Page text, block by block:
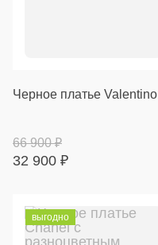
Черное платье Valentino
32 900 ₽
66 900₽
выгодно